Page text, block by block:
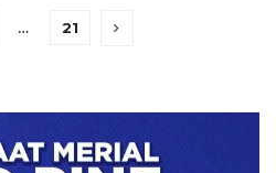
… 21